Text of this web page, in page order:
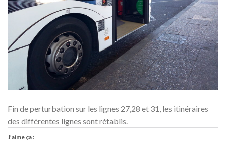
Fin de perturbation sur les lignes 27,28 et 31, les itinéraires
des différentes lignes sont rétablis.
J’aime ça :